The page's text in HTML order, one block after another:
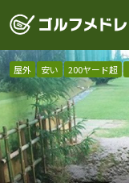
屋外 安い 200ヤード超